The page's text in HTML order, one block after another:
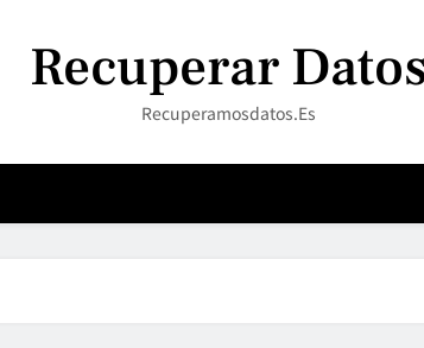
Recuperar
Recuperamosdatos.es